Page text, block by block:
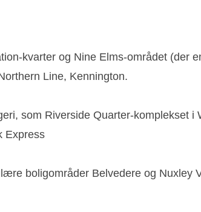
kvarter og Nine Elms-området (der
Line, Kennington.
som Riverside Quarter-komplekset
Express
boligområder Belvedere og Nuxley